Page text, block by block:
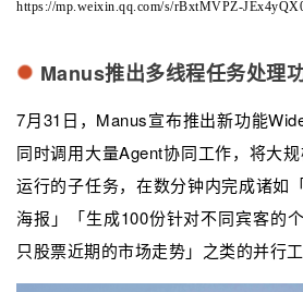
https://mp.weixin.qq.com/s/rBxtMVPZ-
Manus推出多线程任务处理
7月31日，Manus宣布推出新功能
同时调用大量Agent协同工作，将大
运行的子任务，在数分钟内完成诸如
海报」「生成100份针对不同宾客的
只股票近期的市场走势」之类的并行工